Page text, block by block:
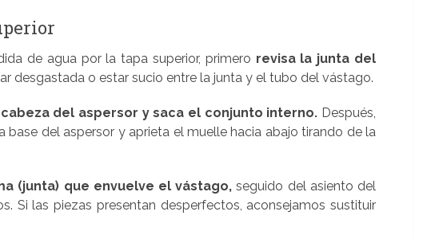
de agua por la tapa superior, primero revisa la junta del
desgastada o estar sucio entre la junta y el tubo del vástago.
del aspersor y saca el conjunto interno. Después,
base del aspersor y aprieta el muelle hacia abajo tirando de la
(junta) que envuelve el vástago, seguido del asiento del
Si las piezas presentan desperfectos, aconsejamos sustituir